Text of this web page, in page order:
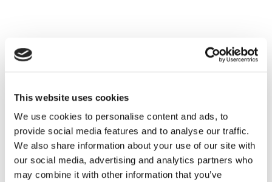
This website uses cookies
We use cookies to personalise content and ads, to
provide social media features and to analyse our traffic.
We also share information about your use of our site with
our social media, advertising and analytics partners who
may combine it with other information that you’ve
Film e Musica
Bloomsday: cosa si festeggia a Dublino il 16
giugno?
READ MORE